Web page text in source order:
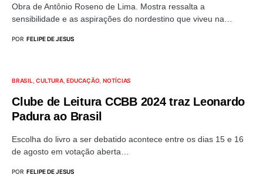
Obra de Antônio Roseno de Lima. Mostra ressalta a
sensibilidade e as aspirações do nordestino que viveu na…
POR FELIPE DE JESUS
BRASIL CULTURA EDUCAÇÃO NOTÍCIAS
Clube de Leitura CCBB 2024 traz Leonardo
Padura ao Brasil
Escolha do livro a ser debatido acontece entre os dias 15 e 16
de agosto em votação aberta…
POR FELIPE DE JESUS